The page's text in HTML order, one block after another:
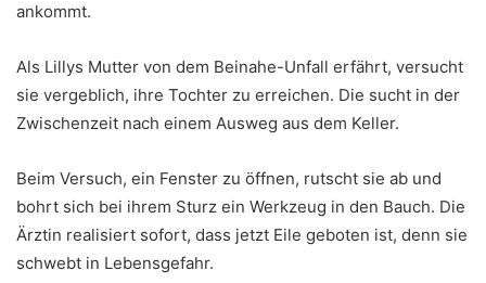
ankommt.
Als Lillys Mutter von dem Beinahe-Unfall erfährt, versucht
sie vergeblich, ihre Tochter zu erreichen. Die sucht in der
Zwischenzeit nach einem Ausweg aus dem Keller.
Beim Versuch, ein Fenster zu öffnen, rutscht sie ab und
bohrt sich bei ihrem Sturz ein Werkzeug in den Bauch. Die
Ärztin realisiert sofort, dass jetzt Eile geboten ist, denn sie
schwebt in Lebensgefahr.